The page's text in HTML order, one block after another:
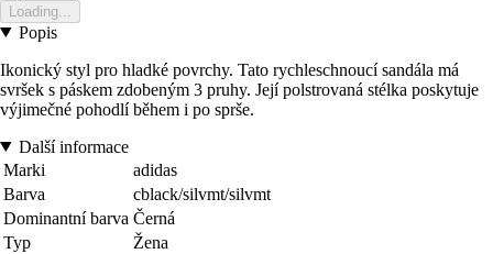
Loading...
Popis
Ikonický styl pro hladké povrchy. Tato rychleschnoucí sandála má
svršek s páskem zdobeným 3 pruhy. Její polstrovaná stélka poskytuje
výjimečné pohodlí během i po sprše.
Další informace
Marki
adidas
Barva
cblack/silvmt/silvmt
Dominantní barva Černá
Typ
Žena